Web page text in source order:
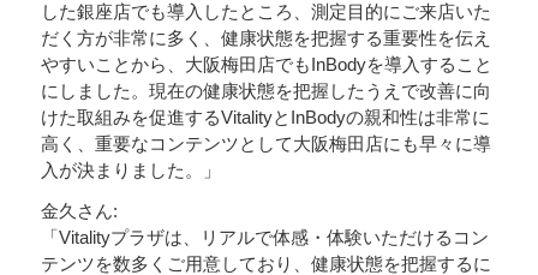
した銀座店でも導入したところ、測定目的にご来店いた
だく方が非常に多く、健康状態を把握する重要性を伝え
やすいことから、大阪梅田店でもInBodyを導入すること
にしました。現在の健康状態を把握したうえで改善に向
けた取組みを促進するVitalityとInBodyの親和性は非常に
高く、重要なコンテンツとして大阪梅田店にも早々に導
入が決まりました。」
金久さん:
「Vitalityプラザは、リアルで体感・体験いただけるコン
テンツを数多くご用意しており、健康状態を把握するに